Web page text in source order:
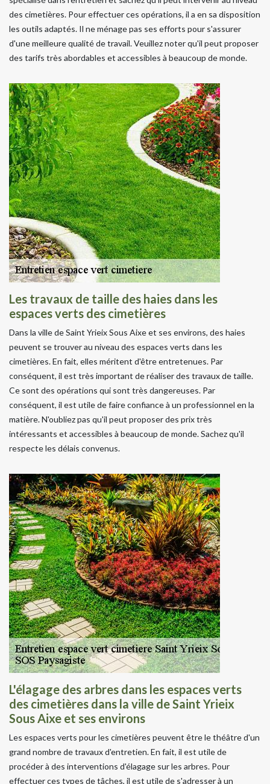
des cimetières. Pour effectuer ces opérations, il a en sa disposition
les outils adaptés. Il ne ménage pas ses efforts pour s'assurer
d'une meilleure qualité de travail. Veuillez noter qu'il peut proposer
des tarifs très abordables et accessibles à beaucoup de monde.
Les travaux de taille des haies dans les
espaces verts des cimetières
Dans la ville de Saint Yrieix Sous Aixe et ses environs, des haies
peuvent se trouver au niveau des espaces verts dans les
cimetières. En fait, elles méritent d'être entretenues. Par
conséquent, il est très important de réaliser des travaux de taille.
Ce sont des opérations qui sont très dangereuses. Par
conséquent, il est utile de faire confiance à un professionnel en la
matière. N'oubliez pas qu'il peut proposer des prix très
intéressants et accessibles à beaucoup de monde. Sachez qu'il
respecte les délais convenus.
L'élagage des arbres dans les espaces verts
des cimetières dans la ville de Saint Yrieix
Sous Aixe et ses environs
Les espaces verts pour les cimetières peuvent être le théâtre d'un
grand nombre de travaux d'entretien. En fait, il est utile de
procéder à des interventions d'élagage sur les arbres. Pour
effectuer ces types de tâches, il est utile de s'adresser à un